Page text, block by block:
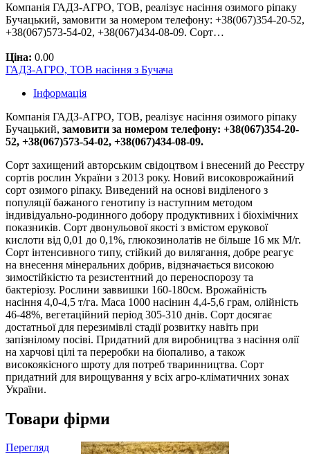
Компанія ГАДЗ-АГРО, ТОВ, реалізує насіння озимого ріпаку
Бучацький, замовити за номером телефону: +38(067)354-20-52,
+38(067)573-54-02, +38(067)434-08-09. Сорт…
Ціна: 0.00
ГАДЗ-АГРО, ТОВ насіння з Бучача
Інформація
Компанія ГАДЗ-АГРО, ТОВ, реалізує насіння озимого ріпаку
Бучацький, замовити за номером телефону: +38(067)354-20-
52, +38(067)573-54-02, +38(067)434-08-09.
Сорт захищений авторським свідоцтвом і внесений до Реєстру
сортів рослин України з 2013 року. Новий високоврожайний
сорт озимого ріпаку. Виведений на основі виділеного з
популяції бажаного генотипу із наступним методом
індивідуально-родинного добору продуктивних і біохімічних
показників. Сорт двонульової якості з вмістом ерукової
кислоти від 0,01 до 0,1%, глюкозинолатів не більше 16 мк М/г.
Сорт інтенсивного типу, стійкий до вилягання, добре реагує
на внесення мінеральних добрив, відзначається високою
зимостійкістю та резистентний до переноспорозу та
бактеріозу. Рослини заввишки 160-180см. Врожайність
насіння 4,0-4,5 т/га. Маса 1000 насінин 4,4-5,6 грам, олійність
46-48%, вегетаційний період 305-310 днів. Сорт досягає
достатньої для перезимівлі стадії розвитку навіть при
запізнілому посіві. Придатний для виробництва з насіння олії
на харчові цілі та переробки на біопаливо, а також
високоякісного шроту для потреб тваринництва. Сорт
придатний для вирощування у всіх агро-кліматичних зонах
України.
Товари фірми
Перегляд